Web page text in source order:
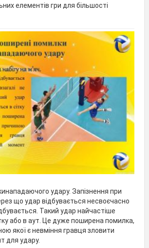
елементів гри для більшості
удару. Запізнення при
що удар відбувається несвоєчасно
Такий удар найчастіше
або в аут. Це дуже поширена помилка,
якої є невміння гравця зловити
для удару.